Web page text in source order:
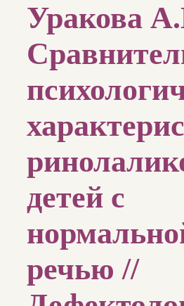
Уракова
детей с
речью //